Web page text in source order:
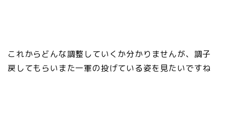
これからどんな調整していくか分かりませんが、調子
戻してもらいまた一軍の投げている姿を見たいですね